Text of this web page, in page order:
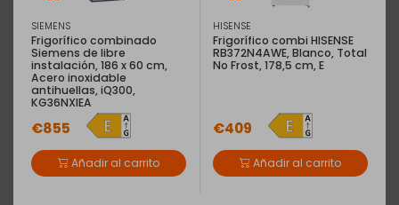
SIEMENS
Frigorífico combinado
Siemens de libre
instalación, 186 x 60 cm,
Acero inoxidable
antihuellas, iQ300,
KG36NXIEA
€855
Añadir al carrito
HISENSE
Frigorífico combi HISENSE
RB372N4AWE, Blanco, Total
No Frost, 178,5 cm, E
€409
Añadir al carrito